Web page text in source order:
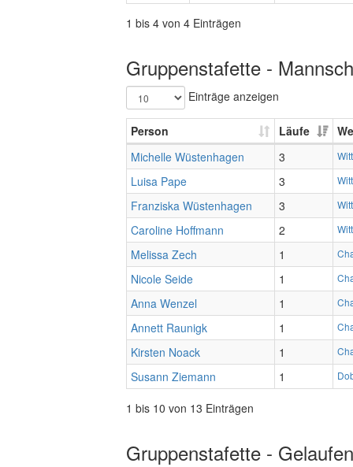
1 bis 4 von 4 Einträgen
Gruppenstafette -
Einträge anzeigen
Person Läufe
Michelle Wüstenhagen
3
Luisa Pape 3
Franziska Wüstenhagen 3
Caroline Hoffmann 2
Melissa Zech 1
Nicole Seide 1
Anna Wenzel 1
Annett Raunigk 1
Kirsten Noack 1
Susann Ziemann 1
1 bis 10 von 13 Einträgen
Gruppenstafette -